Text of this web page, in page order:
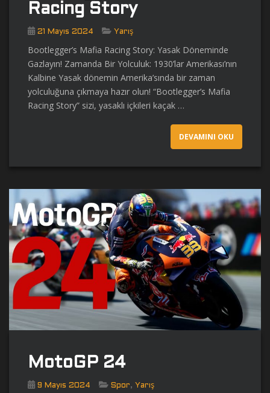
Racing Story
21 Mayıs 2024 Yarış
Bootlegger’s Mafia Racing Story: Yasak Döneminde
Gazlayın! Zamanda Bir Yolculuk: 1930’lar Amerikası’nın
Kalbine Yasak dönemin Amerika’sında bir zaman
yolculuğuna çıkmaya hazır olun! “Bootlegger’s Mafia
Racing Story” sizi, yasaklı içkileri kaçak …
DEVAMINI OKU
MotoGP 24
9 Mayıs 2024 Spor, Yarış